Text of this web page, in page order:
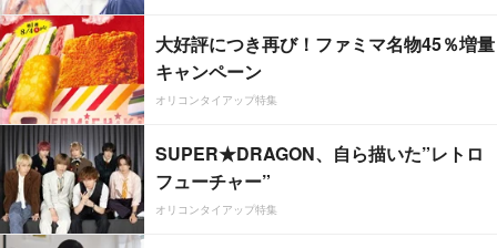
大好評につき再び！ファミマ名物45％増量
キャンペーン
オリコンタイアップ特集
SUPER★DRAGON、自ら描いた”レトロ
フューチャー”
オリコンタイアップ特集